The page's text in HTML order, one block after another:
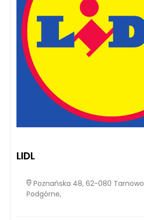
LIDL
Poznańska 48, 62-080 Tarnowo
Podgórne,